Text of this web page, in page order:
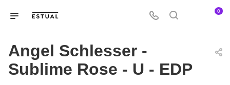
0
Angel Schlesser -
Sublime Rose - U - EDP